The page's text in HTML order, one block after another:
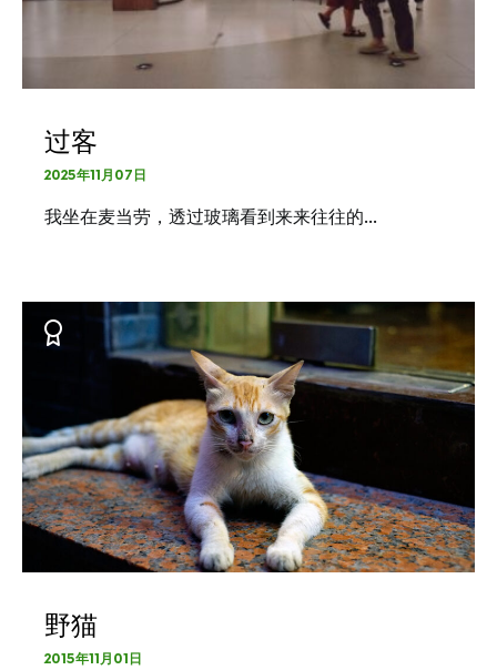
过客
2025年11月07日
我坐在麦当劳，透过玻璃看到来来往往的…
野猫
2015年11月01日